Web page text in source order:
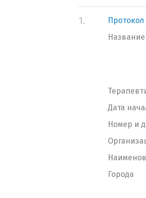
1.
Протокол
Дата
Номер и
Города